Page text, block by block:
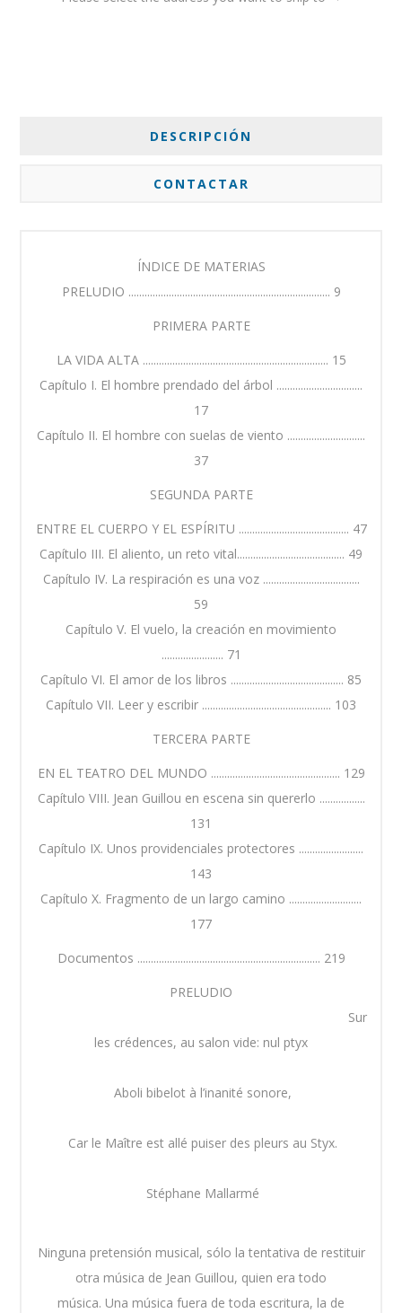
DESCRIPCIÓN
CONTACTAR
ÍNDICE DE MATERIAS
PRELUDIO ........................................................................... 9
PRIMERA PARTE
LA VIDA ALTA ..................................................................... 15
Capítulo I. El hombre prendado del árbol ................................
17
Capítulo II. El hombre con suelas de viento .............................
37
SEGUNDA PARTE
ENTRE EL CUERPO Y EL ESPÍRITU ......................................... 47
Capítulo III. El aliento, un reto vital........................................ 49
Capítulo IV. La respiración es una voz ....................................
59
Capítulo V. El vuelo, la creación en movimiento
....................... 71
Capítulo VI. El amor de los libros .......................................... 85
Capítulo VII. Leer y escribir ................................................ 103
TERCERA PARTE
EN EL TEATRO DEL MUNDO ................................................ 129
Capítulo VIII. Jean Guillou en escena sin quererlo .................
131
Capítulo IX. Unos providenciales protectores ........................
143
Capítulo X. Fragmento de un largo camino ...........................
177
Documentos .................................................................... 219
PRELUDIO
Sur
les crédences, au salon vide: nul ptyx
Aboli bibelot à l’inanité sonore,
Car le Maître est allé puiser des pleurs au Styx.
Stéphane Mallarmé
Ninguna pretensión musical, sólo la tentativa de restituir
otra música de Jean Guillou, quien era todo
música. Una música fuera de toda escritura, la de